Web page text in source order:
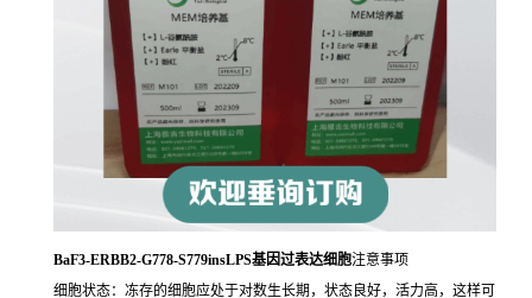
BaF3-ERBB2-G778-S779insLPS基因过表达细胞注意事项
细胞状态：冻存的细胞应处于对数生长期，状态良好，活力高，这样可